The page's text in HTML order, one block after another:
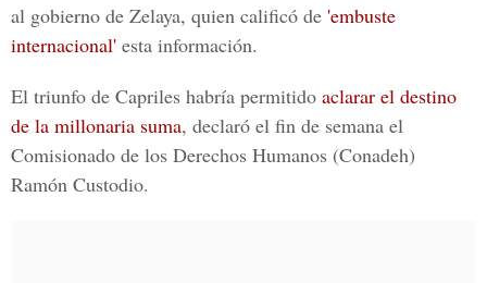
al gobierno de Zelaya, quien calificó de 'embuste
internacional' esta información.
El triunfo de Capriles habría permitido aclarar el destino
de la millonaria suma, declaró el fin de semana el
Comisionado de los Derechos Humanos (Conadeh)
Ramón Custodio.